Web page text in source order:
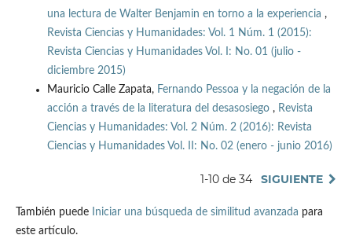
una lectura de Walter Benjamin en torno a la experiencia ,
Revista Ciencias y Humanidades: Vol. 1 Núm. 1 (2015):
Revista Ciencias y Humanidades Vol. I: No. 01 (julio -
diciembre 2015)
Mauricio Calle Zapata, Fernando Pessoa y la negación de la
acción a través de la literatura del desasosiego , Revista
Ciencias y Humanidades: Vol. 2 Núm. 2 (2016): Revista
Ciencias y Humanidades Vol. II: No. 02 (enero - junio 2016)
1-10 de 34 SIGUIENTE
También puede Iniciar una búsqueda de similitud avanzada para
este artículo.